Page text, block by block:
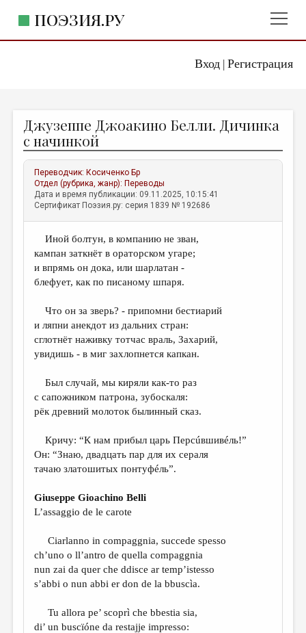
Вход| Регистрация
ПОЭЗИЯ.РУ
ЖАНРЫ
АВТОРЫ
КОММЕНТАРИИ
ЛИТСАЛОН
ПРАВИЛА САЙТА
ОТДЕЛЫ И РУБРИКИ
ДАЙДЖЕСТ
ПРОИЗВЕДЕНИЯ
КОНКУРСЫ
КНИЖНАЯ ПОЛКА
ОБЗОР ЛИТЕРАТУРЫ
СТРАНИЦЫ ПАМЯТИ
ОБЪЯВЛЕНИЯ
РЕДКОЛЛЕГИЯ
МАЛАЯ ПРОЗА
Джузеппе Джоакино Белли. Дичинка
с начинкой
Переводчик: Косиченко Бр
Отдел (рубрика, жанр): Переводы
Дата и время публикации: 09.11.2025, 10:15:41
Сертификат Поэзия.ру: серия 1839 № 192686
Иной болтун, в компанию не зван,
кампан заткнёт в ораторском угаре;
и впрямь он дока, или шарлатан -
блефует, как по писаному шпаря.
Что он за зверь? - припомни бестиарий
и ляпни анекдот из дальних стран:
сглотнёт наживку тотчас враль, Захарий,
увидишь - в миг захлопнется капкан.
Был случай, мы киряли как-то раз
с сапожником патрона, зубоскаля:
рёк древний молоток былинный сказ.
Кричу: “К нам прибыл царь Персúвшивéль!”
Он: “Знаю, двадцать пар для их сераля
тачаю златошитых понтуфéль”.
Giuseppe Gioachino Belli
L’assaggio de le carote
Ciarlanno in compaggnia, succede spesso
ch’uno o ll’antro de quella compaggnia
nun zai da quer che ddisce ar temp’istesso
s’abbi o nun abbi er don de la bbuscìa.
Tu allora pe’ scoprì che bbestia sia,
di’ un buscïóne da restajje impresso: